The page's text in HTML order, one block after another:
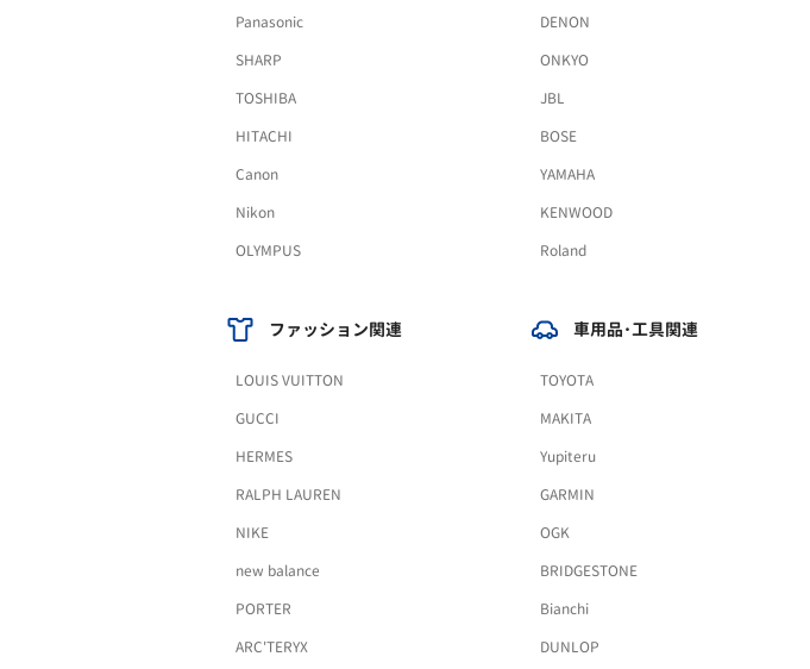
Panasonic
SHARP
TOSHIBA
HITACHI
Canon
Nikon
OLYMPUS
DENON
ONKYO
JBL
BOSE
YAMAHA
KENWOOD
Roland
ファッション関連
LOUIS VUITTON
GUCCI
HERMES
RALPH LAUREN
NIKE
new balance
PORTER
ARC'TERYX
車用品･工具関連
TOYOTA
MAKITA
Yupiteru
GARMIN
OGK
BRIDGESTONE
Bianchi
DUNLOP